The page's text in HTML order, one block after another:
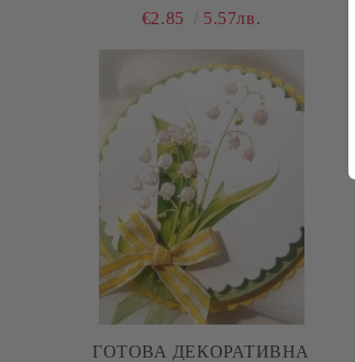
ЕЛЕМЕНТ ЗА КАРТИЧКИ И
€2.85 5.57лв.
ГОТОВА ДЕКОРАТИВНА